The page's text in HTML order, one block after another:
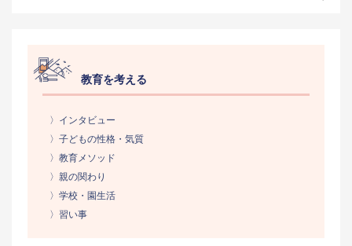
教育を考える
〉インタビュー
〉子どもの性格・気質
〉教育メソッド
〉親の関わり
〉学校・園生活
〉習い事